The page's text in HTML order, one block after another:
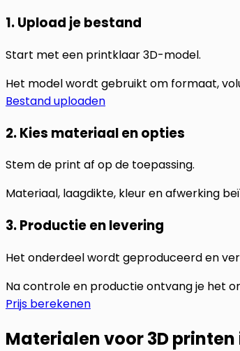
1. Upload je bestand
Start met een printklaar 3D-model.
Het model wordt gebruikt om formaat,
Bestand uploaden
2. Kies materiaal en opties
Stem de print af op de toepassing.
Materiaal, laagdikte, kleur en afwerking
3. Productie en levering
Het onderdeel wordt geproduceerd en
Na controle en productie ontvang je het
Prijs berekenen
Materialen voor 3D